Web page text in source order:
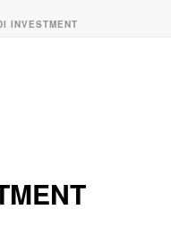
INVESTMENT